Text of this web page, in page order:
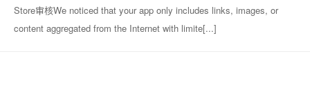
Store审核We noticed that your app only includes links, images, or
content aggregated from the Internet with limite[...]